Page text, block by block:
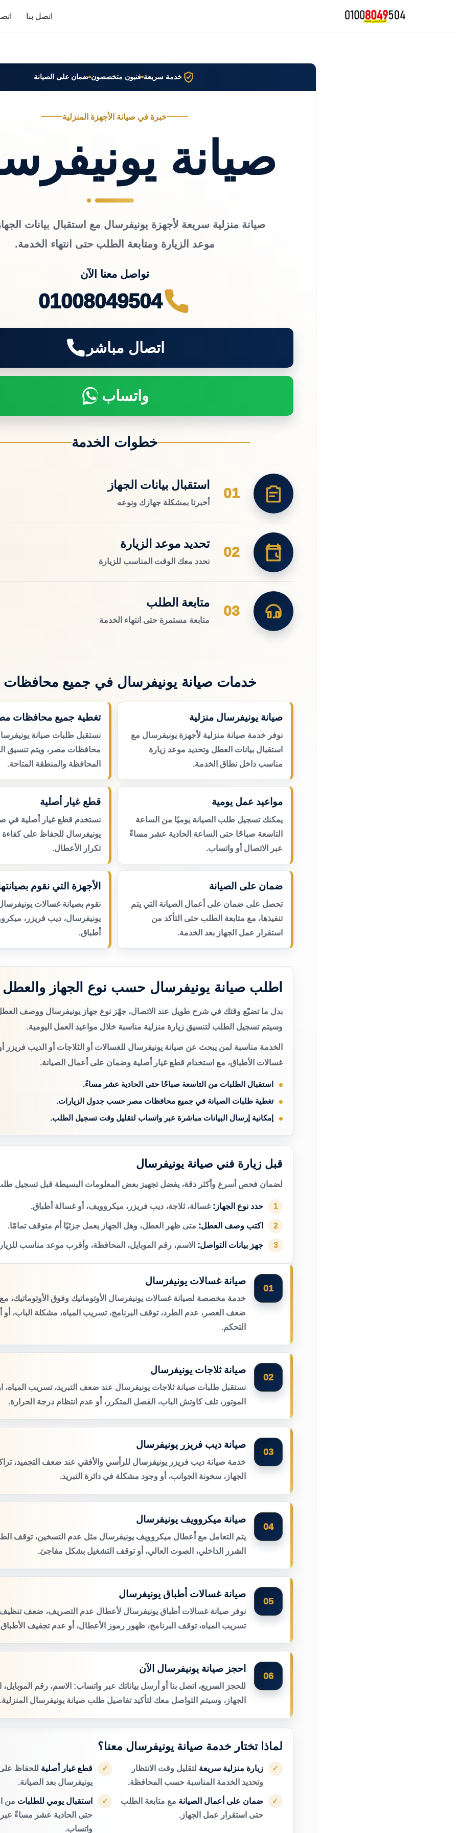
اتصل بنا
خدمة سريعة فنيون متخصصون ضمان على الصيانة
خبرة في صيانة الأجهزة المنزلية
صيانة
صيانة منزلية سريعة لأجهزة يونيفرسال مع استقبال بيانات
موعد الزيارة ومتابعة الطلب حتى انتهاء الخدمة.
تواصل معنا الآن
01008049504
اتصال مباشر
واتساب
خطوات الخدمة
01
استقبال بيانات الجهاز
أخبرنا بمشكلة جهازك ونوعه
02
تحديد موعد الزيارة
نحدد معك الوقت المناسب للزيارة
03
متابعة الطلب
متابعة مستمرة حتى انتهاء الخدمة
خدمات صيانة يونيفرسال في جميع
صيانة يونيفرسال منزلية
نوفر خدمة صيانة منزلية لأجهزة يونيفرسال مع
استقبال بيانات العطل وتحديد موعد زيارة
مناسب داخل نطاق الخدمة.
تغطية جميع محافظات
نستقبل طلبات صيانة
محافظات مصر، ويتم تنسيق
المحافظة والمنطقة المتاحة.
مواعيد عمل يومية
يمكنك تسجيل طلب الصيانة يوميًا من الساعة
التاسعة صباحًا حتى الساعة الحادية عشر مساءً
عبر الاتصال أو واتساب.
قطع غيار أصلية
نستخدم قطع غيار أصلية في
يونيفرسال للحفاظ على كفاءة
تكرار الأعطال.
ضمان على الصيانة
تحصل على ضمان على أعمال الصيانة التي يتم
تنفيذها، مع متابعة الطلب حتى التأكد من
استقرار عمل الجهاز بعد الخدمة.
الأجهزة التي نقوم
نقوم بصيانة غسالات
يونيفرسال، ديب فريزر،
أطباق.
اطلب صيانة يونيفرسال حسب نوع الجهاز والعطل
بدل ما تضيّع وقتك في شرح طويل عند الاتصال، جهّز نوع جهاز يونيفرسال ووصف
وسيتم تسجيل الطلب لتنسيق زيارة منزلية مناسبة خلال مواعيد العمل اليومية.
الخدمة مناسبة لمن يبحث عن صيانة يونيفرسال للغسالات أو الثلاجات أو الديب فريزر
غسالات الأطباق، مع استخدام قطع غيار أصلية وضمان على أعمال الصيانة.
استقبال الطلبات من التاسعة صباحًا حتى الحادية عشر مساءً.
تغطية طلبات الصيانة في جميع محافظات مصر حسب جدول الزيارات.
إمكانية إرسال البيانات مباشرة عبر واتساب لتقليل وقت تسجيل الطلب.
قبل زيارة فني صيانة يونيفرسال
لضمان فحص أسرع وأكثر دقة، يفضل تجهيز بعض المعلومات البسيطة قبل تسجيل
1 حدد نوع الجهاز: غسالة، ثلاجة، ديب فريزر، ميكروويف، أو غسالة أطباق.
2 اكتب وصف العطل: متى ظهر العطل، وهل الجهاز يعمل جزئيًا أم متوقف تمامًا.
3 جهز بيانات التواصل: الاسم، رقم الموبايل، المحافظة، وأقرب موعد مناسب
01
صيانة غسالات يونيفرسال
خدمة مخصصة لصيانة غسالات يونيفرسال الأوتوماتيك وفوق
ضعف العصر، عدم الطرد، توقف البرنامج، تسريب المياه، مشكلة الباب،
التحكم.
02
صيانة ثلاجات يونيفرسال
نستقبل طلبات صيانة ثلاجات يونيفرسال عند ضعف التبريد، تسريب
الموتور، تلف كاوتش الباب، الفصل المتكرر، أو عدم انتظام درجة الحرارة.
03
صيانة ديب فريزر يونيفرسال
خدمة صيانة ديب فريزر يونيفرسال للرأسي والأفقي عند ضعف التجميد،
الجهاز، سخونة الجوانب، أو وجود مشكلة في دائرة التبريد.
04
صيانة ميكروويف يونيفرسال
يتم التعامل مع أعطال ميكروويف يونيفرسال مثل عدم التسخين، توقف
الشرر الداخلي، الصوت العالي، أو توقف التشغيل بشكل مفاجئ.
05
صيانة غسالات أطباق يونيفرسال
نوفر صيانة غسالات أطباق يونيفرسال لأعطال عدم التصريف، ضعف تنظيف
تسريب المياه، توقف البرنامج، ظهور رموز الأعطال، أو عدم تجفيف
06
احجز صيانة يونيفرسال الآن
للحجز السريع، اتصل بنا أو أرسل بياناتك عبر واتساب: الاسم، رقم
الجهاز، وسيتم التواصل معك لتأكيد تفاصيل طلب صيانة يونيفرسال
لماذا تختار خدمة صيانة يونيفرسال معنا؟
✓ زيارة منزلية سريعة لتقليل وقت الانتظار
وتحديد الخدمة المناسبة حسب المحافظة.
✓ قطع غيار أصلية للحفاظ
يونيفرسال بعد الصيانة.
✓ ضمان على أعمال الصيانة مع متابعة الطلب
حتى استقرار عمل الجهاز.
✓ استقبال يومي للطلبات من
حتى الحادية عشر مساءً عبر
واتساب.